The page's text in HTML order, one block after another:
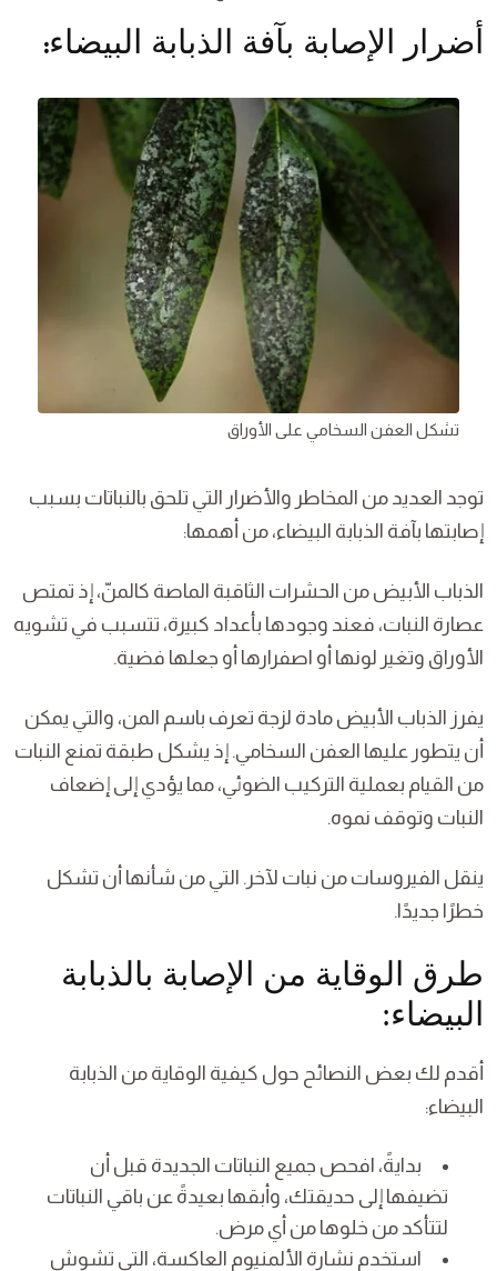
أضرار الإصابة بآفة الذبابة البيضاء:
تشكل العفن السخامي على الأوراق
توجد العديد من المخاطر والأضرار التي تلحق بالنباتات بسبب
إصابتها بآفة الذبابة البيضاء، من أهمها:
الذباب الأبيض من الحشرات الثاقبة الماصة كالمنّ، إذ تمتص
عصارة النبات، فعند وجودها بأعداد كبيرة، تتسبب في تشويه
الأوراق وتغير لونها أو اصفرارها أو جعلها فضية.
يفرز الذباب الأبيض مادة لزجة تعرف باسم المن، والتي يمكن
أن يتطور عليها العفن السخامي. إذ يشكل طبقة تمنع النبات
من القيام بعملية التركيب الضوئي، مما يؤدي إلى إضعاف
النبات وتوقف نموه.
ينقل الفيروسات من نبات لآخر. التي من شأنها أن تشكل
خطرًا جديدًا.
طرق الوقاية من الإصابة بالذبابة
البيضاء:
أقدم لك بعض النصائح حول كيفية الوقاية من الذبابة
البيضاء:
بدايةً، افحص جميع النباتات الجديدة قبل أن
تضيفها إلى حديقتك، وأبقها بعيدةً عن باقي النباتات
لتتأكد من خلوها من أي مرض.
استخدم نشارة الألمنيوم العاكسة، التي تشوش